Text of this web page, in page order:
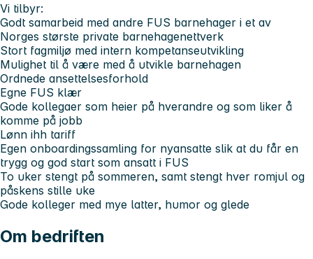
Vi tilbyr:
Godt samarbeid med andre FUS barnehager i et av
Norges største private barnehagenettverk
Stort fagmiljø med intern kompetanseutvikling
Mulighet til å være med å utvikle barnehagen
Ordnede ansettelsesforhold
Egne FUS klær
Gode kollegaer som heier på hverandre og som liker å
komme på jobb
Lønn ihh tariff
Egen onboardingssamling for nyansatte slik at du får en
trygg og god start som ansatt i FUS
To uker stengt på sommeren, samt stengt hver romjul og
påskens stille uke
Gode kolleger med mye latter, humor og glede
Om bedriften